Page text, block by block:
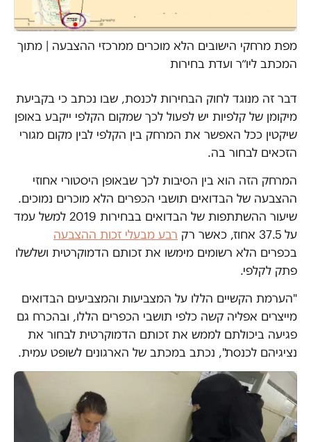
מפת מרחקי הישובים הלא מוכרים ממרכזי ההצבעה | מתוך
המכתב ליו״ר ועדת בחירות
דבר זה מנוגד לחוק הבחירות לכנסת, שבו נכתב כי בקביעת
מיקומן של קלפיות יש לפעול לכך שמקום הקלפי ייקבע באופן
שיקטין ככל האפשר את המרחק בין הקלפי לבין מקום מגורי
הזכאים לבחור בה.
המרחק הזה הוא בין הסיבות לכך שבאופן היסטורי אחוזי
ההצבעה של הבדואים תושבי הכפרים הלא מוכרים נמוכים.
שיעור ההשתתפות של הבדואים בבחירות 2019 למשל עמד
על 37.5 אחוז, כאשר רק
רבע מבעלי זכות ההצבעה
בכפרים הלא רשומים מימשו את זכותם הדמוקרטית ושלשלו
פתק לקלפי.
"הערמת הקשיים הללו על המצביעות והמצביעים הבדואים
מייצרים אפליה קשה כלפי תושבי הכפרים הללו, ובהכרח גם
פגיעה ביכולתם לממש את זכותם הדמוקרטית לבחור את
נציגיהם לכנסת", נכתב במכתב של הארגונים לשופט עמית.